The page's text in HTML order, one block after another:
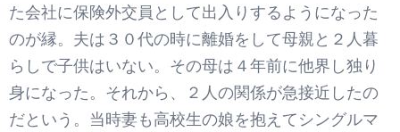
た会社に保険外交員として出入りするようになった
のが縁。夫は３０代の時に離婚をして母親と２人暮
らしで子供はいない。その母は４年前に他界し独り
身になった。それから、２人の関係が急接近したの
だという。当時妻も高校生の娘を抱えてシングルマ